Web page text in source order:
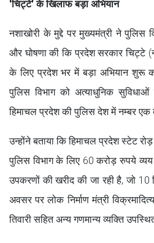
'चिट्टे' के खिलाफ बड़ा अभियान
नशाखोरी के मुद्दे पर मुख्यमंत्री ने पुलिस
और घोषणा की कि प्रदेश सरकार चिट्टे
के लिए प्रदेश भर में बड़ा अभियान शुरू
पुलिस विभाग को अत्याधुनिक
हिमाचल प्रदेश की पुलिस देश में नम्बर
उन्होंने बताया कि हिमाचल प्रदेश स्टेट
पुलिस विभाग के लिए 60 करोड़ रुपये
उपकरणों की खरीद की जा रही है, जो 10
अवसर पर लोक निर्माण मंत्री
तिवारी सहित अन्य गणमान्य व्यक्ति